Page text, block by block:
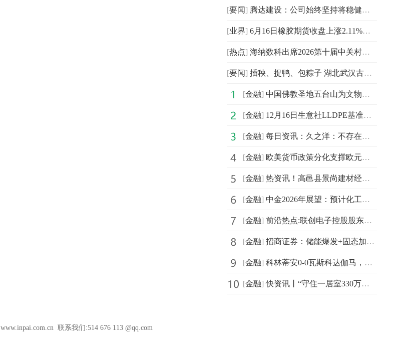
[要闻] 腾达建设：公司始终坚持将稳健经营与风险防控作为发展的核心原则-精彩看点
[业界] 6月16日橡胶期货收盘上涨2.11%，报18135元 每日信息
[热点] 海纳数科出席2026第十届中关村数字金融与金融安全大会，共话数智金融新未来
[要闻] 插秧、捉鸭、包粽子 湖北武汉古村端午趣味十足_快资讯
[金融] 中国佛教圣地五台山为文物建“数字档案”
[金融] 12月16日生意社LLDPE基准价为6670.00元/吨
[金融] 每日资讯：久之洋：不存在未披露重大事项
[金融] 欧美货币政策分化支撑欧元走强，欧元区12月综合PMI降至51.9、德国ZEW预期指数跃升至45.8 每日动态
[金融] 热资讯！高邑县景尚建材经销部（个体工商户）成立 注册资本1万人民币
[金融] 中金2026年展望：预计化工行业周期拐点有望到来
[金融] 前沿热点:联创电子控股股东筹划控制权变更事项 股票12月18日起停牌
[金融] 招商证券：储能爆发+固态加速 看好锂电设备开启新一轮景气周期-前沿热点
[金融] 科林蒂安0-0瓦斯科达伽马，势均力敌 每日简讯
[金融]快资讯丨“守住一居室330万元”！北京二手房市场现“保价联盟”，但有房源275万元成交
www.inpai.com.cn 联系我们:514 676 113 @qq.com